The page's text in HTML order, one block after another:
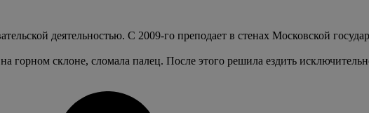
деятельностью. С 2009-го преподает в стенах Московской
склоне, сломала палец. После этого решила ездить